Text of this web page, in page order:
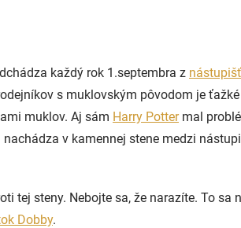
každý rok 1.septembra z
s muklovským pôvodom je
muklov. Aj sám Harry Pottermal
v kamennej stene medzi
tej steny. Nebojte sa, že narazíte. To sa
Dobby.